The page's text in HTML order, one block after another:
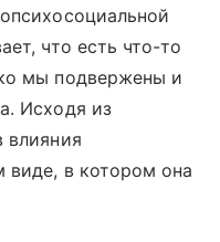
что есть что-то
мы подвержены и
Исходя из
влияния
виде, в котором она